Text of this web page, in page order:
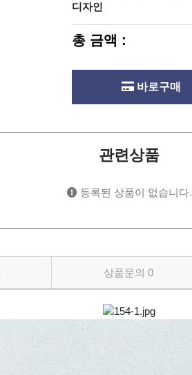
디자인
총 금액 :
바로구매
관련상품
등록된 상품이 없습니다.
상품문의0